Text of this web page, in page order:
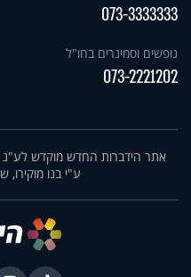
073-3333333
נופשים וסמינרים בחו"ל
073-2221202
אתר הידברות החדש מוקדש לע"נ
ע"י בנו מוקירו,